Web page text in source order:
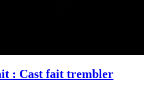
: Cast fait trembler